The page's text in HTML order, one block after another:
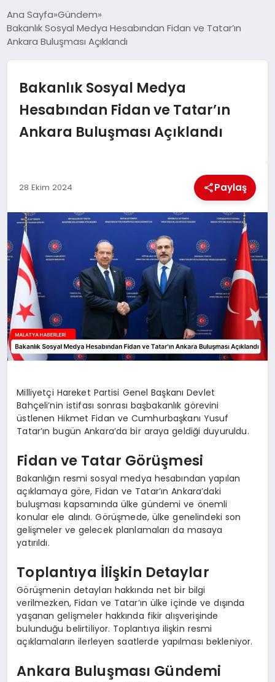
GÜNDEM
DÜNYA
EĞITIM
MAGAZIN
SAĞLIK
SIYASET
SPOR
TEKNOLOJI
Ana Sayfa Gündem
Bakanlık Sosyal Medya Hesabından Fidan ve Tatar’ın
Ankara Buluşması Açıklandı
Bakanlık Sosyal Medya
Hesabından Fidan ve Tatar’ın
Ankara Buluşması Açıklandı
28 Ekim 2024 Paylaş
Milliyetçi Hareket Partisi Genel Başkanı Devlet
Bahçeli’nin istifası sonrası başbakanlık görevini
üstlenen Hikmet Fidan ve Cumhurbaşkanı Yusuf
Tatar’ın bugün Ankara’da bir araya geldiği duyuruldu.
Fidan ve Tatar Görüşmesi
Bakanlığın resmi sosyal medya hesabından yapılan
açıklamaya göre, Fidan ve Tatar’ın Ankara’daki
buluşması kapsamında ülke gündemi ve önemli
konular ele alındı. Görüşmede, ülke genelindeki son
gelişmeler ve gelecek planlamaları da masaya
yatırıldı.
Toplantıya İlişkin Detaylar
Görüşmenin detayları hakkında net bir bilgi
verilmezken, Fidan ve Tatar’ın ülke içinde ve dışında
yaşanan gelişmeler hakkında fikir alışverişinde
bulunduğu belirtiliyor. Toplantıya ilişkin resmi
açıklamaların ilerleyen saatlerde yapılması bekleniyor.
Ankara Buluşması Gündemi